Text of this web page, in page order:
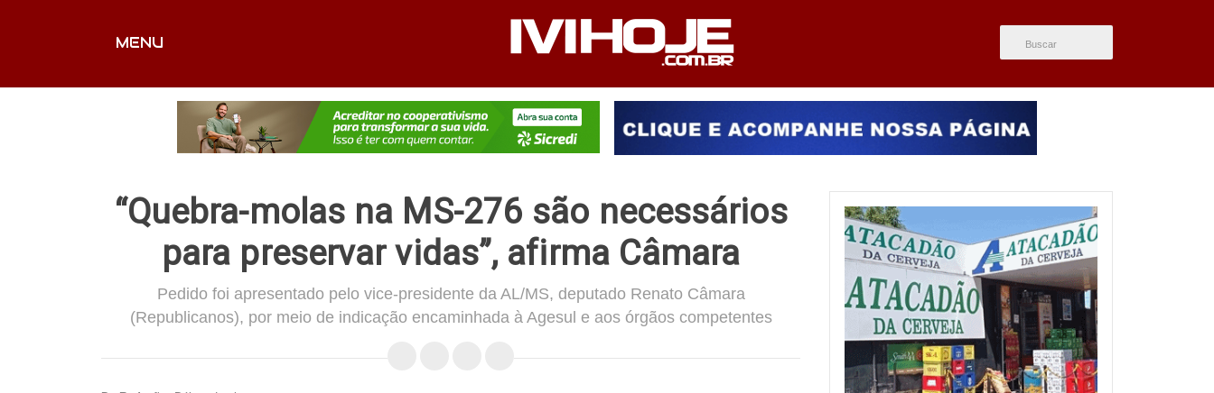
MENU
FALE CONOSCO
“Quebra-molas na MS-276 são necessários
para preservar vidas”, afirma Câmara
Pedido foi apresentado pelo vice-presidente da AL/MS, deputado Renato Câmara
(Republicanos), por meio de indicação encaminhada à Agesul e aos órgãos competentes